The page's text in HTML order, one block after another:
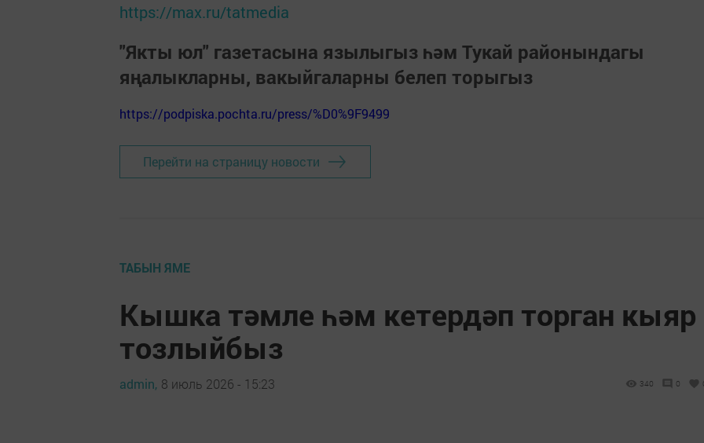
https://max.ru/tatmedia
"Якты юл" газетасына язылыгыз һәм Тукай районындагы
яңалыкларны, вакыйгаларны белеп торыгыз
https://podpiska.pochta.ru/press/%D0%9F9499
Перейти на страницу новости
ТАБЫН ЯМЕ
Кышка тәмле һәм кетердәп торган кыяр
тозлыйбыз
admin, 8 июль 2026 - 15:23 340 0